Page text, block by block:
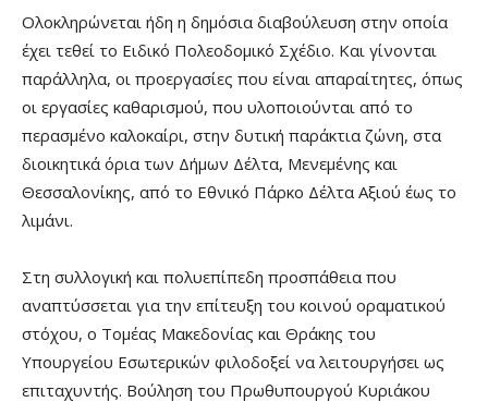
Ολοκληρώνεται ήδη η δημόσια διαβούλευση στην οποία
έχει τεθεί το Ειδικό Πολεοδομικό Σχέδιο. Και γίνονται
παράλληλα, οι προεργασίες που είναι απαραίτητες, όπως
οι εργασίες καθαρισμού, που υλοποιούνται από το
περασμένο καλοκαίρι, στην δυτική παράκτια ζώνη, στα
διοικητικά όρια των Δήμων Δέλτα, Μενεμένης και
Θεσσαλονίκης, από το Εθνικό Πάρκο Δέλτα Αξιού έως το
λιμάνι.
Στη συλλογική και πολυεπίπεδη προσπάθεια που
αναπτύσσεται για την επίτευξη του κοινού οραματικού
στόχου, ο Τομέας Μακεδονίας και Θράκης του
Υπουργείου Εσωτερικών φιλοδοξεί να λειτουργήσει ως
επιταχυντής. Βούληση του Πρωθυπουργού Κυριάκου